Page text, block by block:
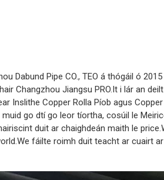
Dabund Pipe CO., TEO á thógáil ó
Changzhou Jiangsu PRO.It i lár an
Inslithe Copper Rolla Píob agus
go dtí go leor tíortha, cosúil le
duit ar chaighdeán maith le
fáilte roimh duit teacht ar cuairt